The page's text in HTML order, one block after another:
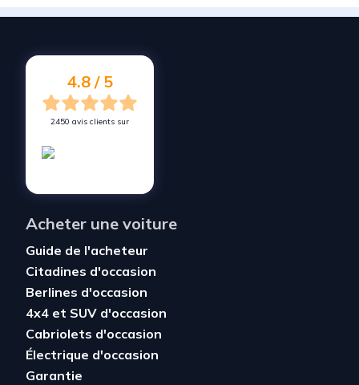
Vendez votre voiture à
4.8 / 5
2450 avis clients sur
Acheter une voiture
Guide de l'acheteur
Citadines d'occasion
Berlines d'occasion
4x4 et SUV d'occasion
Cabriolets d'occasion
Électrique d'occasion
Garantie